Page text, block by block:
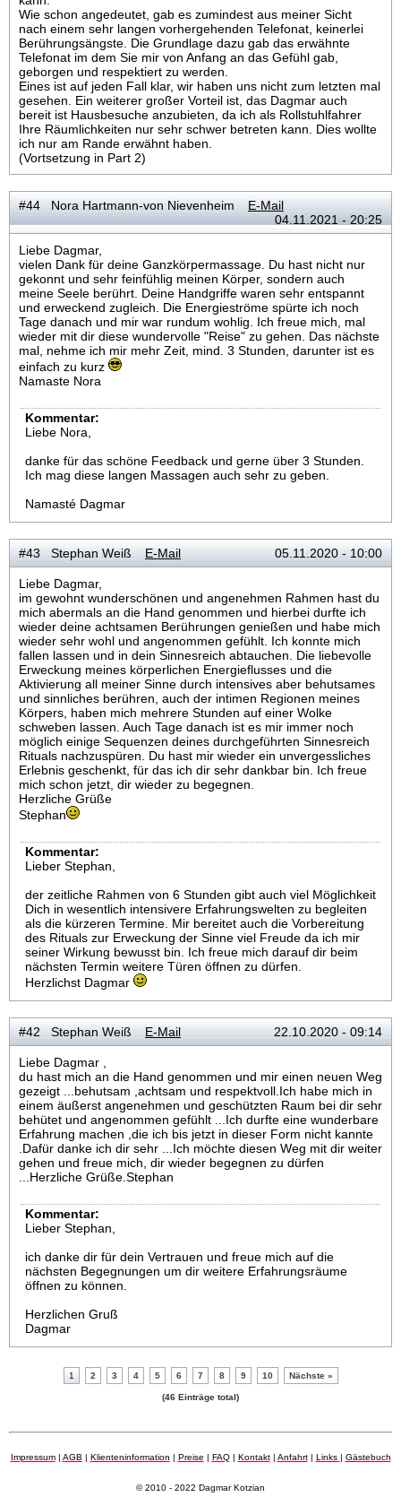
Wie schon angedeutet, gab es zumindest aus meiner Sicht
nach einem sehr langen vorhergehenden Telefonat, keinerlei
Berührungsängste. Die Grundlage dazu gab das erwähnte
Telefonat im dem Sie mir von Anfang an das Gefühl gab,
geborgen und respektiert zu werden.
Eines ist auf jeden Fall klar, wir haben uns nicht zum letzten mal
gesehen. Ein weiterer großer Vorteil ist, das Dagmar auch
bereit ist Hausbesuche anzubieten, da ich als Rollstuhlfahrer
Ihre Räumlichkeiten nur sehr schwer betreten kann. Dies wollte
ich nur am Rande erwähnt haben.
(Vortsetzung in Part 2)
#44 Nora Hartmann-von Nievenheim
E-Mail
04.11.2021 - 20:25
Liebe Dagmar,
vielen Dank für deine Ganzkörpermassage. Du hast nicht nur
gekonnt und sehr feinfühlig meinen Körper, sondern auch
meine Seele berührt. Deine Handgriffe waren sehr entspannt
und erweckend zugleich. Die Energieströme spürte ich noch
Tage danach und mir war rundum wohlig. Ich freue mich, mal
wieder mit dir diese wundervolle "Reise" zu gehen. Das nächste
mal, nehme ich mir mehr Zeit, mind. 3 Stunden, darunter ist es
einfach zu kurz
Namaste Nora
Kommentar:
Liebe Nora,
danke für das schöne Feedback und gerne über 3 Stunden.
Ich mag diese langen Massagen auch sehr zu geben.
Namasté Dagmar
#43 Stephan Weiß E-Mail 05.11.2020 - 10:00
Liebe Dagmar,
im gewohnt wunderschönen und angenehmen Rahmen hast du
mich abermals an die Hand genommen und hierbei durfte ich
wieder deine achtsamen Berührungen genießen und habe mich
wieder sehr wohl und angenommen gefühlt. Ich konnte mich
fallen lassen und in dein Sinnesreich abtauchen. Die liebevolle
Erweckung meines körperlichen Energieflusses und die
Aktivierung all meiner Sinne durch intensives aber behutsames
und sinnliches berühren, auch der intimen Regionen meines
Körpers, haben mich mehrere Stunden auf einer Wolke
schweben lassen. Auch Tage danach ist es mir immer noch
möglich einige Sequenzen deines durchgeführten Sinnesreich
Rituals nachzuspüren. Du hast mir wieder ein unvergessliches
Erlebnis geschenkt, für das ich dir sehr dankbar bin. Ich freue
mich schon jetzt, dir wieder zu begegnen.
Herzliche Grüße
Stephan
Kommentar:
Lieber Stephan,
der zeitliche Rahmen von 6 Stunden gibt auch viel Möglichkeit
Dich in wesentlich intensivere Erfahrungswelten zu begleiten
als die kürzeren Termine. Mir bereitet auch die Vorbereitung
des Rituals zur Erweckung der Sinne viel Freude da ich mir
seiner Wirkung bewusst bin. Ich freue mich darauf dir beim
nächsten Termin weitere Türen öffnen zu dürfen.
Herzlichst Dagmar
#42 Stephan Weiß E-Mail 22.10.2020 - 09:14
Liebe Dagmar ,
du hast mich an die Hand genommen und mir einen neuen Weg
gezeigt ...behutsam ,achtsam und respektvoll.Ich habe mich in
einem äußerst angenehmen und geschützten Raum bei dir sehr
behütet und angenommen gefühlt ...Ich durfte eine wunderbare
Erfahrung machen ,die ich bis jetzt in dieser Form nicht kannte
.Dafür danke ich dir sehr ...Ich möchte diesen Weg mit dir weiter
gehen und freue mich, dir wieder begegnen zu dürfen
...Herzliche Grüße.Stephan
Kommentar:
Lieber Stephan,
ich danke dir für dein Vertrauen und freue mich auf die
nächsten Begegnungen um dir weitere Erfahrungsräume
öffnen zu können.
Herzlichen Gruß
Dagmar
1 2 3 4 5 6 7 8 9 10 Nächste »
(46 Einträge total)
Impressum| AGB | Klienteninformation | Preise | FAQ| Kontakt| Anfahrt| Links | Gästebuch
© 2010 - 2022 Dagmar Kotzian